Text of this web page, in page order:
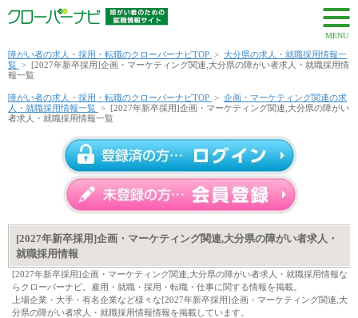
MENU
障がい者の求人・採用・転職のクローバーナビTOP > 大分県の求人・就職採用情報一
覧 > [2027年新卒採用]企画・マーケティング関連,大分県の障がい者求人・就職採用情
報一覧
障がい者の求人・採用・転職のクローバーナビTOP > 企画・マーケティング関連の求
人・就職採用情報一覧 > [2027年新卒採用]企画・マーケティング関連,大分県の障がい
者求人・就職採用情報一覧
[2027年新卒採用]企画・マーケティング関連,大分県の障がい者求人・
就職採用情報
[2027年新卒採用]企画・マーケティング関連,大分県の障がい者求人・就職採用情報な
らクローバーナビ。雇用・就職・採用・転職・仕事に関する情報を掲載。
上場企業・大手・有名企業など様々な[2027年新卒採用]企画・マーケティング関連,大
分県の障がい者求人・就職採用情報情報を掲載しています。